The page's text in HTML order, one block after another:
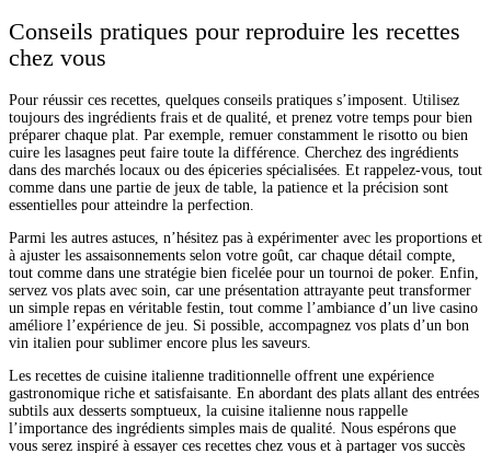
Conseils pratiques pour reproduire les recettes
chez vous
Pour réussir ces recettes, quelques conseils pratiques s’imposent. Utilisez
toujours des ingrédients frais et de qualité, et prenez votre temps pour bien
préparer chaque plat. Par exemple, remuer constamment le risotto ou bien
cuire les lasagnes peut faire toute la différence. Cherchez des ingrédients
dans des marchés locaux ou des épiceries spécialisées. Et rappelez-vous, tout
comme dans une partie de jeux de table, la patience et la précision sont
essentielles pour atteindre la perfection.
Parmi les autres astuces, n’hésitez pas à expérimenter avec les proportions et
à ajuster les assaisonnements selon votre goût, car chaque détail compte,
tout comme dans une stratégie bien ficelée pour un tournoi de poker. Enfin,
servez vos plats avec soin, car une présentation attrayante peut transformer
un simple repas en véritable festin, tout comme l’ambiance d’un live casino
améliore l’expérience de jeu. Si possible, accompagnez vos plats d’un bon
vin italien pour sublimer encore plus les saveurs.
Les recettes de cuisine italienne traditionnelle offrent une expérience
gastronomique riche et satisfaisante. En abordant des plats allant des entrées
subtils aux desserts somptueux, la cuisine italienne nous rappelle
l’importance des ingrédients simples mais de qualité. Nous espérons que
vous serez inspiré à essayer ces recettes chez vous et à partager vos succès